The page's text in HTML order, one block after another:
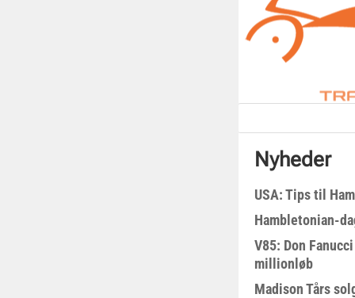
Nyheder
USA: Tips til
Hambletonian-
V85: Don
millionløb
Madison Tårs